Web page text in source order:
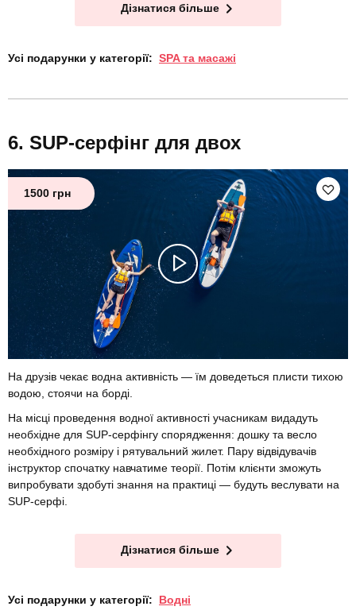
Дізнатися більше
Усі подарунки у категорії: SPA та масажі
SUP-серфінг для двох
1500 грн
На друзів чекає водна активність — їм доведеться плисти тихою
водою, стоячи на борді.
На місці проведення водної активності учасникам видадуть
необхідне для SUP-серфінгу спорядження: дошку та весло
необхідного розміру і рятувальний жилет. Пару відвідувачів
інструктор спочатку навчатиме теорії. Потім клієнти зможуть
випробувати здобуті знання на практиці — будуть веслувати на
SUP-серфі.
Дізнатися більше
Усі подарунки у категорії: Водні